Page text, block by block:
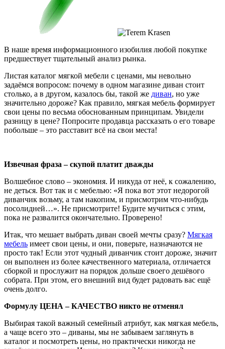
В наше время информационного изобилия любой покупке
предшествует тщательный анализ рынка.
Листая каталог мягкой мебели с ценами, мы невольно
задаёмся вопросом: почему в одном магазине диван стоит
столько, а в другом, казалось бы, такой же диван, но уже
значительно дороже? Как правило, мягкая мебель формирует
свои цены по весьма обоснованным принципам. Увидели
разницу в цене? Попросите продавца рассказать о его товаре
побольше – это расставит всё на свои места!
Извечная фраза – скупой платит дважды
Волшебное слово – экономия. И никуда от неё, к сожалению,
не деться. Вот так и с мебелью: «Я пока вот этот недорогой
диванчик возьму, а там накопим, и присмотрим что-нибудь
посолидней…». Не присмотрите! Будите мучиться с этим,
пока не развалится окончательно. Проверено!
Итак, что мешает выбрать диван своей мечты сразу? Мягкая
мебель имеет свои цены, и они, поверьте, назначаются не
просто так! Если этот чудный диванчик стоит дороже, значит
он выполнен из более качественного материала, отличается
сборкой и прослужит на порядок дольше своего дешёвого
собрата. При этом, его внешний вид будет радовать вас ещё
очень долго.
Формулу ЦЕНА – КАЧЕСТВО никто не отменял
Выбирая такой важный семейный атрибут, как мягкая мебель,
а чаще всего это – диваны, мы не забываем заглянуть в
каталог и посмотреть цены, но практически никогда не